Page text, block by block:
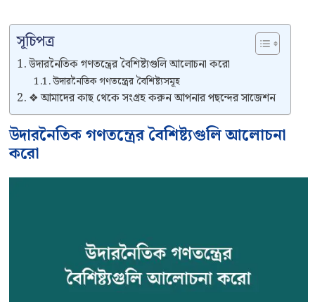
সূচিপত্র
উদারনৈতিক গণতন্ত্রের বৈশিষ্ট্যগুলি আলোচনা করো
উদারনৈতিক গণতন্ত্রের বৈশিষ্ট্যসমূহ
❖ আমাদের কাছ থেকে সংগ্রহ করুন আপনার পছন্দের সাজেশন
উদারনৈতিক গণতন্ত্রের বৈশিষ্ট্যগুলি আলোচনা
করো